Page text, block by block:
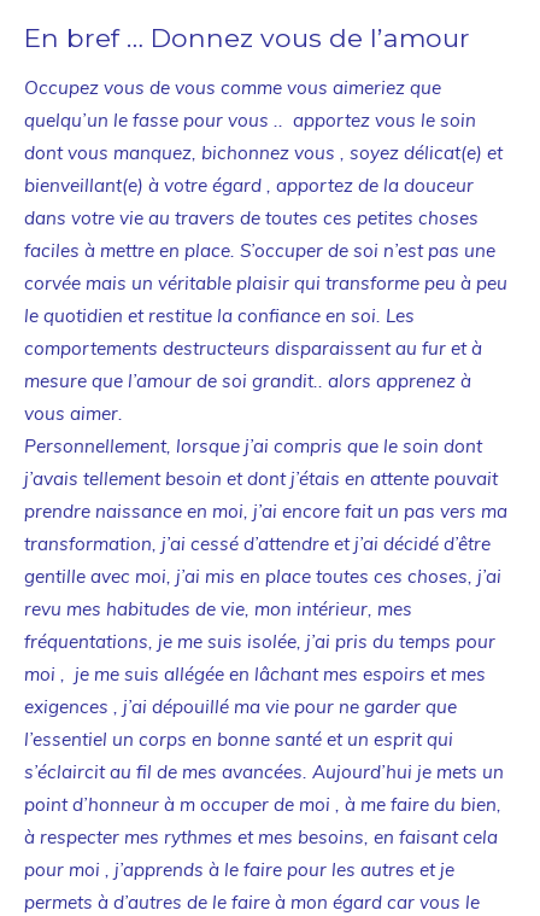
En bref … Donnez vous de l’amour
Occupez vous de vous comme vous aimeriez que
quelqu’un le fasse pour vous .. apportez vous le soin
dont vous manquez, bichonnez vous , soyez délicat(e) et
bienveillant(e) à votre égard , apportez de la douceur
dans votre vie au travers de toutes ces petites choses
faciles à mettre en place. S’occuper de soi n’est pas une
corvée mais un véritable plaisir qui transforme peu à peu
le quotidien et restitue la confiance en soi. Les
comportements destructeurs disparaissent au fur et à
mesure que l’amour de soi grandit.. alors apprenez à
vous aimer.
Personnellement, lorsque j’ai compris que le soin dont
j’avais tellement besoin et dont j’étais en attente pouvait
prendre naissance en moi, j’ai encore fait un pas vers ma
transformation, j’ai cessé d’attendre et j’ai décidé d’être
gentille avec moi, j’ai mis en place toutes ces choses, j’ai
revu mes habitudes de vie, mon intérieur, mes
fréquentations, je me suis isolée, j’ai pris du temps pour
moi , je me suis allégée en lâchant mes espoirs et mes
exigences , j’ai dépouillé ma vie pour ne garder que
l’essentiel un corps en bonne santé et un esprit qui
s’éclaircit au fil de mes avancées. Aujourd’hui je mets un
point d’honneur à m occuper de moi , à me faire du bien,
à respecter mes rythmes et mes besoins, en faisant cela
pour moi , j’apprends à le faire pour les autres et je
permets à d’autres de le faire à mon égard car vous le